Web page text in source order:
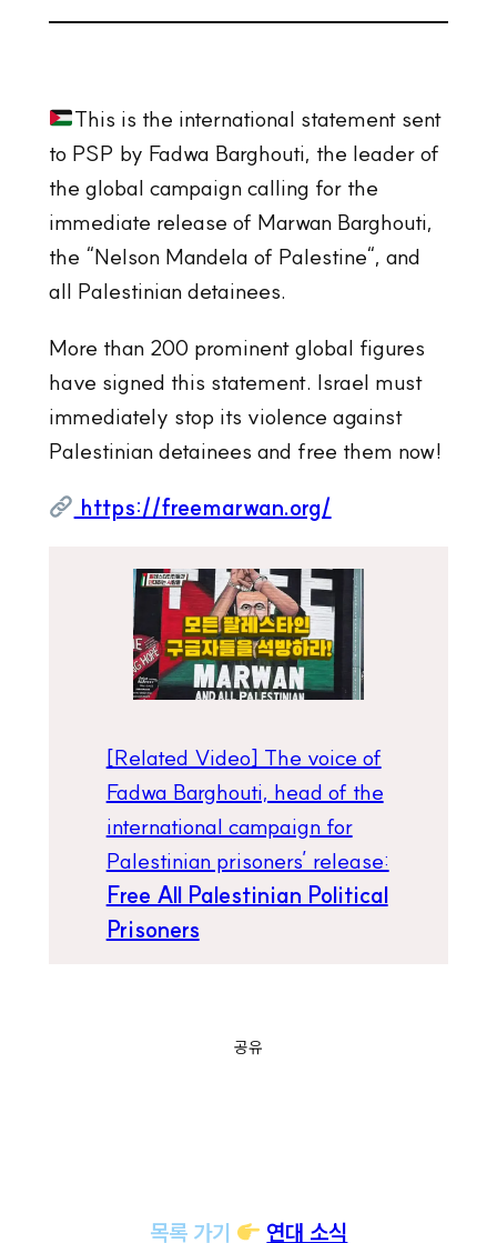
This is the international statement sent
to PSP by Fadwa Barghouti, the leader of
the global campaign calling for the
immediate release of Marwan Barghouti,
the “Nelson Mandela of Palestine“, and
all Palestinian detainees.
More than 200 prominent global figures
have signed this statement. Israel must
immediately stop its violence against
Palestinian detainees and free them now!
https://freemarwan.org/
[Related Video] The voice of
Fadwa Barghouti, head of the
international campaign for
Palestinian prisoners’ release:
Free All Palestinian Political
Prisoners
공유
목록 가기 연대 소식